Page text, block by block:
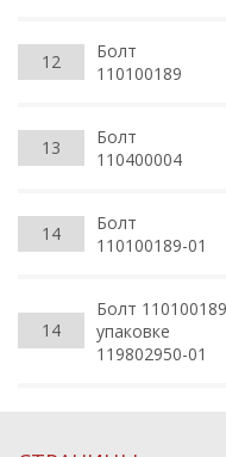
12
Болт
110100189
13
Болт
110400004
14
Болт
110100189-01
14
Болт
упаковке
119802950-01